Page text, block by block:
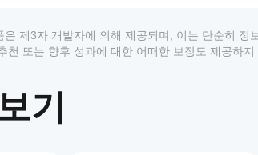
성이 자연스럽게 향상됩니다.
다음을 권장합니다:
1
제3자 개발자에 의해 제공되며, 이는 단순히 정
또는 향후 성과에 대한 어떠한 보장도 제공하지
기